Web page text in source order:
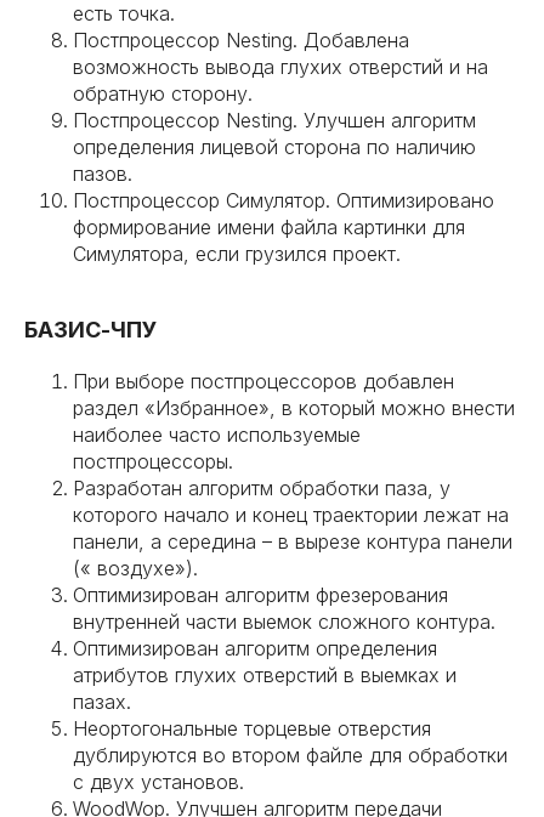
есть точка.
Постпроцессор Nesting. Добавлена
возможность вывода глухих отверстий и на
обратную сторону.
Постпроцессор Nesting. Улучшен алгоритм
определения лицевой сторона по наличию
пазов.
Постпроцессор Симулятор. Оптимизировано
формирование имени файла картинки для
Симулятора, если грузился проект.
БАЗИС-ЧПУ
При выборе постпроцессоров добавлен
раздел «Избранное», в который можно внести
наиболее часто используемые
постпроцессоры.
Разработан алгоритм обработки паза, у
которого начало и конец траектории лежат на
панели, а середина – в вырезе контура панели
(« воздухе»).
Оптимизирован алгоритм фрезерования
внутренней части выемок сложного контура.
Оптимизирован алгоритм определения
атрибутов глухих отверстий в выемках и
пазах.
Неортогональные торцевые отверстия
дублируются во втором файле для обработки
с двух установов.
WoodWop. Улучшен алгоритм передачи